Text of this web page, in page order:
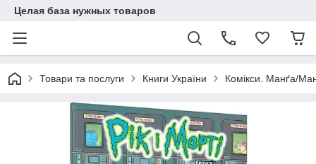
Целая база нужных товаров
Товари та послуги Книги України Комікси. Манґа/